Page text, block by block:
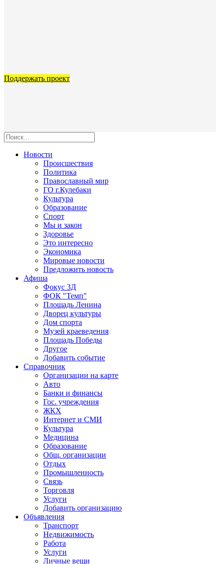
Поддержать проект
Новости
Происшествия
Политика
Православный мир
ГО г.Кулебаки
Культура
Образование
Спорт
Мы и закон
Здоровье
Это интересно
Экономика
Мировые новости
Предложить новость
Афиша
Фокус 3Д
ФОК "Темп"
Площадь Ленина
Дворец культуры
Дом спорта
Музей краеведения
Площадь Победы
Другое
Добавить событие
Справочник
Организации на карте
Авто
Банки и финансы
Гос. учреждения
ЖКХ
Интернет и СМИ
Культура
Медицина
Образование
Общ. организации
Отдых
Промышленность
Связь
Торговля
Услуги
Добавить организацию
Объявления
Транспорт
Недвижимость
Работа
Услуги
Личные вещи